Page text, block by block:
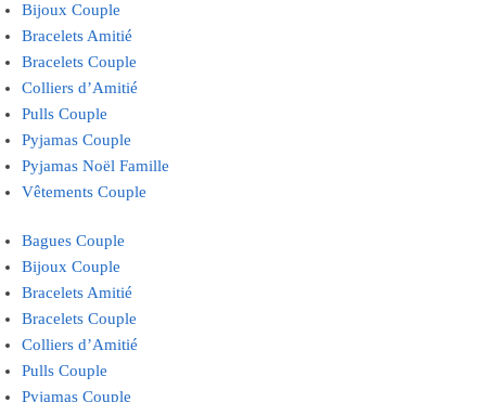
Bijoux Couple
Bracelets Amitié
Bracelets Couple
Colliers d’Amitié
Pulls Couple
Pyjamas Couple
Pyjamas Noël Famille
Vêtements Couple
Bagues Couple
Bijoux Couple
Bracelets Amitié
Bracelets Couple
Colliers d’Amitié
Pulls Couple
Pyjamas Couple